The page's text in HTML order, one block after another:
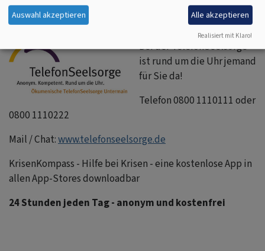
da!
Bei der TelefonSeelsorge
ist rund um die Uhr jemand
für Sie da!
Telefon 0800 1110111 oder
0800 1110222
Mail / Chat:www.telefonseelsorge.de
KrisenKompass - Hilfe bei Krisen - eine kostenlose App in
allen App-Stores downloadbar
24 Stunden jeden Tag - anonym und kostenfrei
Auswahl akzeptieren Alle akzeptieren
Realisiert mit Klaro!